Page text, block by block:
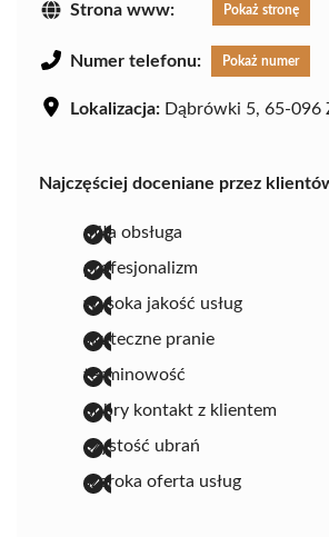
Strona www: Pokaż stronę
Numer telefonu: Pokaż numer
Lokalizacja: Dąbrówki 5, 65-096
Najczęściej doceniane przez
miła obsługa
profesjonalizm
wysoka jakość usług
skuteczne pranie
terminowość
dobry kontakt z klientem
czystość ubrań
szeroka oferta usług